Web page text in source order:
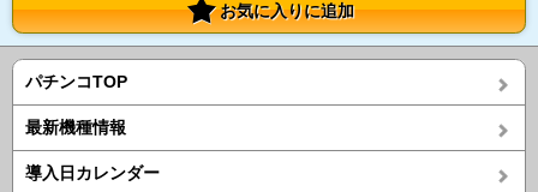
お気に入りに追加
パチンコTOP
最新機種情報
導入日カレンダー